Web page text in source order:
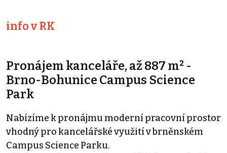
info v RK
Pronájem kanceláře, až 887 m² -
Brno-Bohunice Campus Science
Park
Nabízíme k pronájmu moderní pracovní prostor
vhodný pro kancelářské využití v brněnském
Campus Science Parku.